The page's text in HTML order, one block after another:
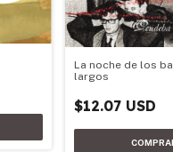
La noche de los
largos
$12.07 USD